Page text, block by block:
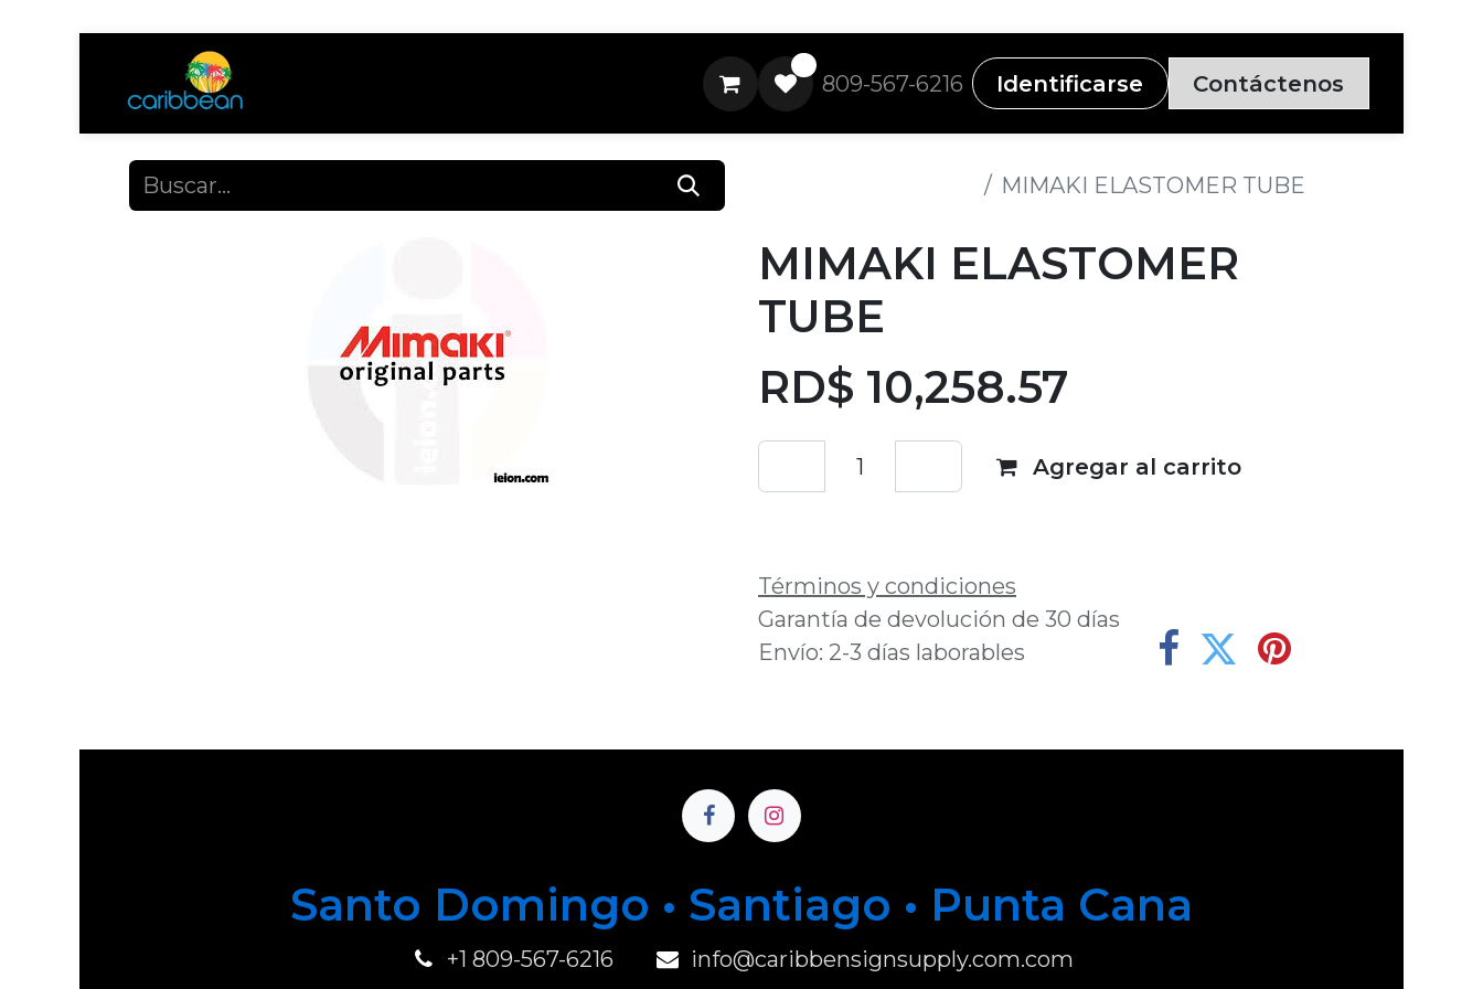
809-567-6216 Identificarse Contáctenos
MIMAKI ELASTOMER TUBE
MIMAKI ELASTOMER
TUBE
RD$ 10,258.57
Agregar al carrito
Términos y condiciones
Garantía de devolución de 30 días
Envío: 2-3 días laborables
Santo Domingo • Santiago • Punta Cana
+1 809-567-6216 info@caribbensignsupply.com.com